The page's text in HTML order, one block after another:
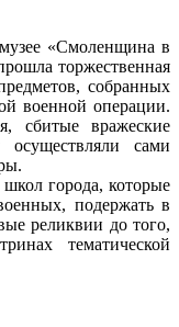
«Смоленщина в
торжественная
собранных
военной операции.
сбитые вражеские
осуществляли сами
города, которые
подержать в
реликвии до того,
тематической